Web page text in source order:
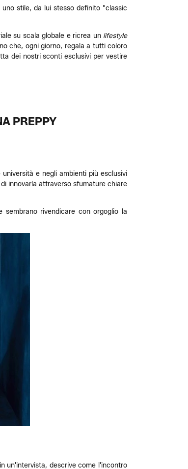
stile, da lui stesso definito "classic
su scala globale e ricrea un lifestyle
che, ogni giorno, regala a tutti coloro
dei nostri sconti esclusivi per vestire
PREPPY
e negli ambienti più esclusivi
innovarla attraverso sfumature chiare
rivendicare con orgoglio la
un'intervista, descrive come l'incontro